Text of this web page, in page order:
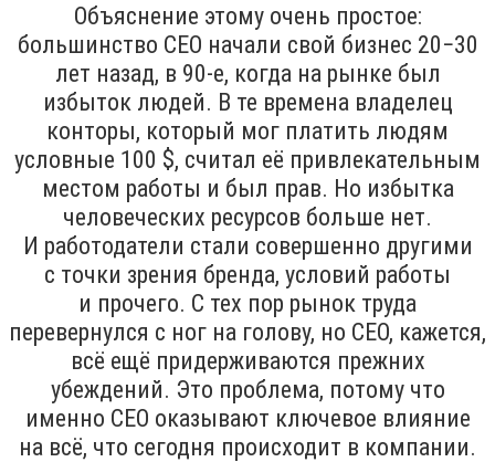
Объяснение этому очень простое:
большинство CEO начали свой бизнес 20−30
лет назад, в 90-е, когда на рынке был
избыток людей. В те времена владелец
конторы, который мог платить людям
условные 100 $, считал её привлекательным
местом работы и был прав. Но избытка
человеческих ресурсов больше нет.
И работодатели стали совершенно другими
с точки зрения бренда, условий работы
и прочего. С тех пор рынок труда
перевернулся с ног на голову, но CEO, кажется,
всё ещё придерживаются прежних
убеждений. Это проблема, потому что
именно CEO оказывают ключевое влияние
на всё, что сегодня происходит в компании.